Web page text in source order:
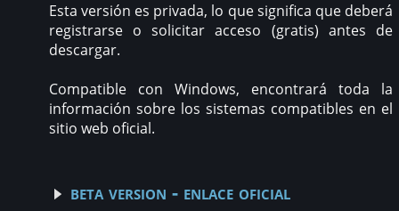
Esta versión es privada, lo que significa que deberá
registrarse o solicitar acceso (gratis) antes de
descargar.
Compatible con Windows, encontrará toda la
información sobre los sistemas compatibles en el
sitio web oficial.
beta version - enlace oficial